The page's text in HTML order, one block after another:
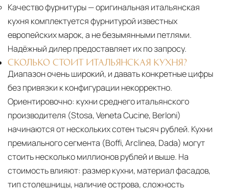
Качество фурнитуры— оригинальная итальянская
кухня комплектуется фурнитурой известных
европейских марок, а не безымянными петлями.
Надёжный дилер предоставляет их по запросу.
СКОЛЬКО СТОИТ ИТАЛЬЯНСКАЯ КУХНЯ?
Диапазон очень широкий, и давать конкретные цифры
без привязки к конфигурации некорректно.
Ориентировочно: кухни среднего итальянского
производителя (Stosa, Veneta Cucine, Berloni)
начинаются от нескольких сотен тысяч рублей. Кухни
премиального сегмента (Boffi, Arclinea, Dada) могут
стоить несколько миллионов рублей и выше. На
стоимость влияют: размер кухни, материал фасадов,
тип столешницы, наличие острова, сложность